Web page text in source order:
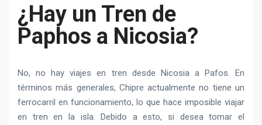
¿Hay un Tren de
Paphos a Nicosia?
No, no hay viajes en tren desde Nicosia a Pafos. En
términos más generales, Chipre actualmente no tiene un
ferrocarril en funcionamiento, lo que hace imposible viajar
en tren en la isla. Debido a esto, si desea tomar el